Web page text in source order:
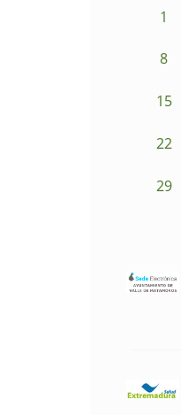
1
8
15
22
29